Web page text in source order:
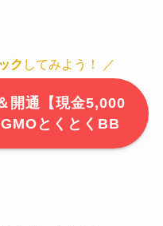
ク してみよう！ ／
開通【現金5,000
とくとくBB